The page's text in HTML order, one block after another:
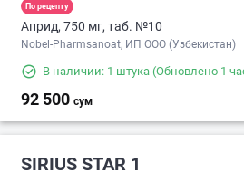
По рецепту
Априд, 750 мг, таб. №10
Nobel-Pharmsanoat, ИП ООО (Узбекистан)
В наличии: 1 штука (Обновлено 1
92 500 сум
SIRIUS STAR 1